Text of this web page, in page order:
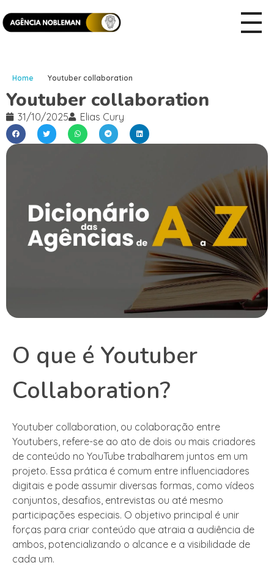
Home Youtuber collaboration
Youtuber collaboration
31/10/2025 Elias Cury
O que é Youtuber
Collaboration?
Youtuber collaboration, ou colaboração entre
Youtubers, refere-se ao ato de dois ou mais criadores
de conteúdo no YouTube trabalharem juntos em um
projeto. Essa prática é comum entre influenciadores
digitais e pode assumir diversas formas, como vídeos
conjuntos, desafios, entrevistas ou até mesmo
participações especiais. O objetivo principal é unir
forças para criar conteúdo que atraia a audiência de
ambos, potencializando o alcance e a visibilidade de
cada um.